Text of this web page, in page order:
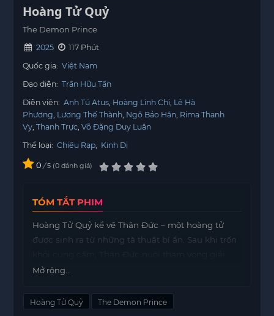
Hoàng Tử Quỷ
The Demon Prince
2025
117 Phút
Quốc gia: Việt Nam
Đạo diễn: Trần Hữu Tấn
Diễn viên: Anh Tú Atus Hoàng Linh Chi Lê Hà
Phương Lương Thế Thành Ngô Bảo Hân Rima Thanh
Vy Thanh Trực Võ Đặng Duy Luân
Thể loại: Chiếu Rạp Kinh Dị
0 / 5 0 đánh giá
TÓM TẮT PHIM
Hoàng Tử Quỷ kể về Thân Đức – một hoàng tử
được sinh ra từ những tà thuật bí ẩn. Sau khi trốn
phóng Quỷ Xương Cuồng khỏi Ải Mắt Người,
hùng mạnh.
Mở rộng...
Hoàng Tử Quỷ The Demon Prince